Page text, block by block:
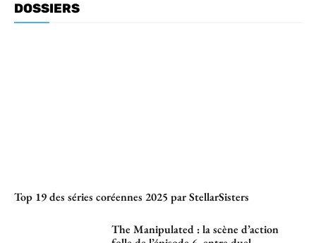
DOSSIERS
Top 19 des séries coréennes 2025 par StellarSisters
The Manipulated : la scène d’action